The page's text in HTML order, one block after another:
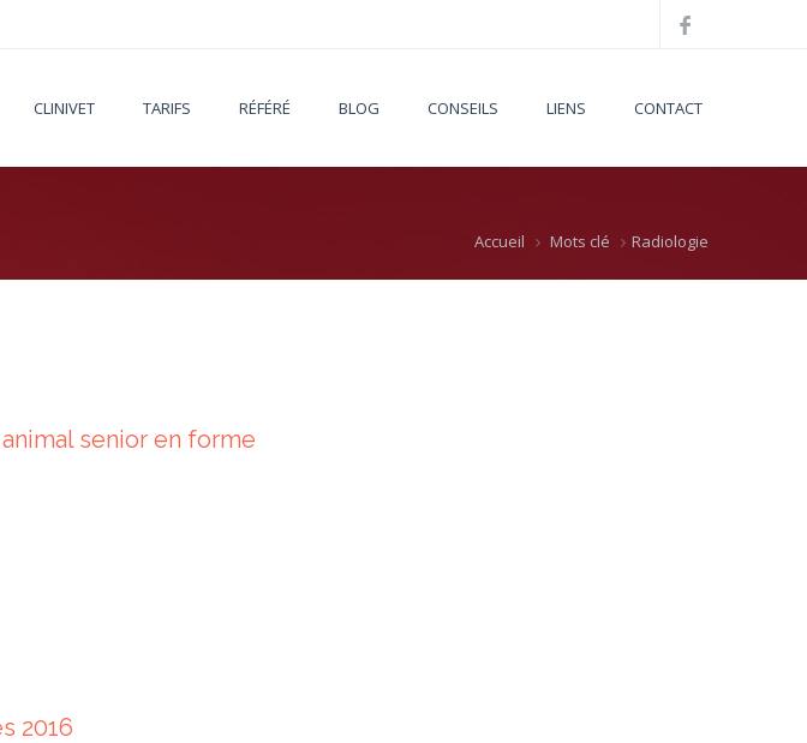
CLINIVET TARIFS RÉFÉRÉ BLOG CONSEILS LIENS CONTACT
Accueil Mots clé Radiologie
senior en forme
2016